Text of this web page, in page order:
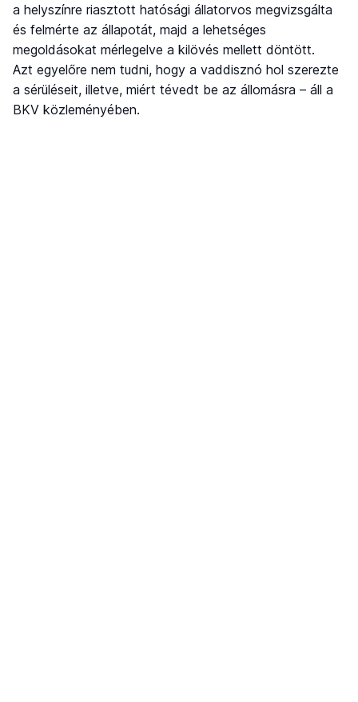
a helyszínre riasztott hatósági állatorvos megvizsgálta
és felmérte az állapotát, majd a lehetséges
megoldásokat mérlegelve a kilövés mellett döntött.
Azt egyelőre nem tudni, hogy a vaddisznó hol szerezte
a sérüléseit, illetve, miért tévedt be az állomásra – áll a
BKV közleményében.